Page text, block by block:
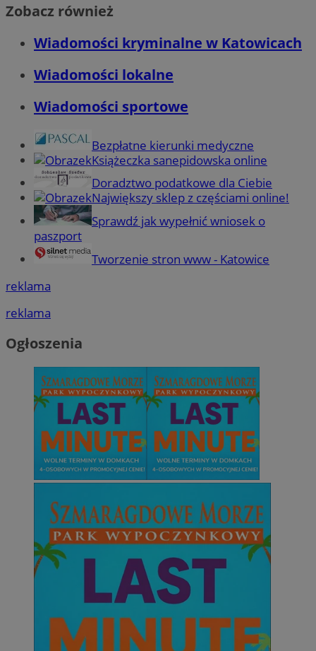
Zobacz również
Wiadomości kryminalne w Katowicach
Wiadomości lokalne
Wiadomości sportowe
Bezpłatne kierunki medyczne
Książeczka sanepidowska online
Doradztwo podatkowe dla Ciebie
Największy sklep z częściami online!
Sprawdź jak wypełnić wniosek o
paszport
Tworzenie stron www - Katowice
reklama
reklama
Ogłoszenia